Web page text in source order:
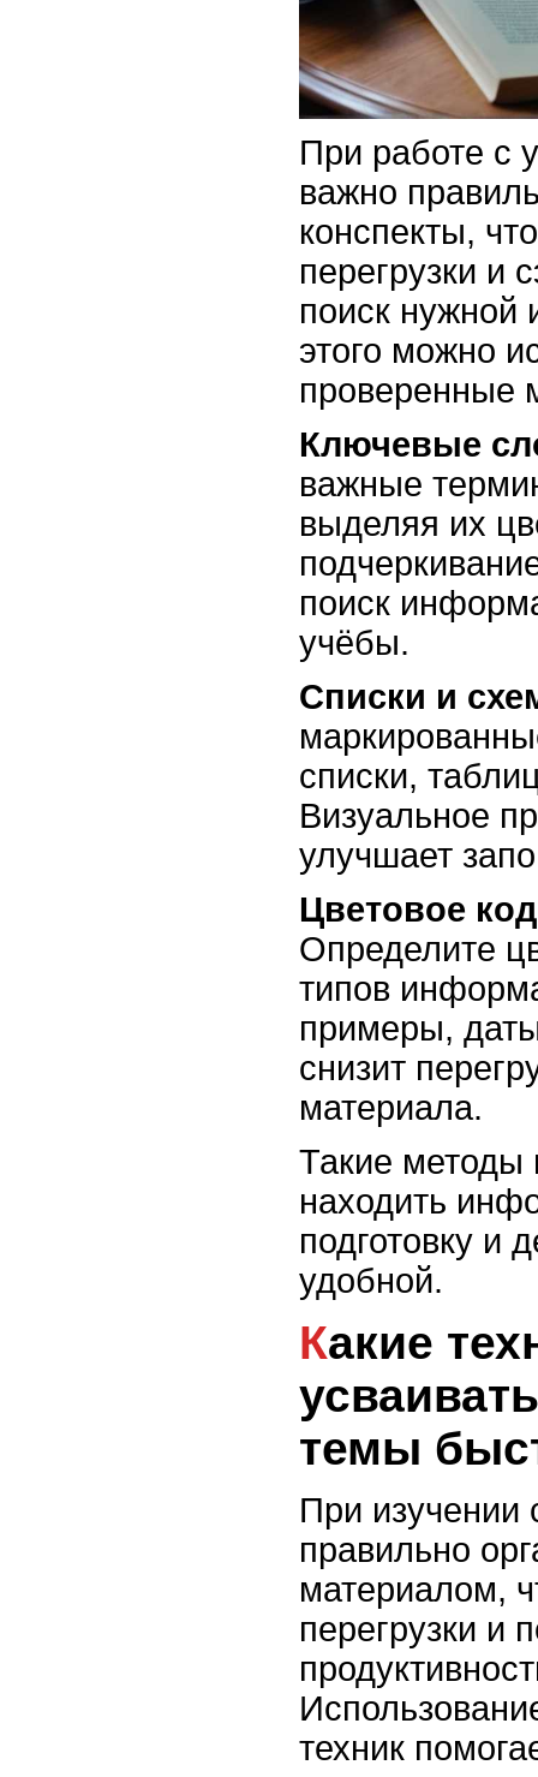
При работе с
важно
конспекты,
перегрузки и
поиск
этого можно
проверенные
Ключевые
важные
выделяя их
поиск
учёбы.
Списки и
списки,
Визуальное
улучшает
Цветовое
Определите
типов
примеры,
снизит
материала.
Такие методы
находить
подготовку и
удобной.
Какие техники помогут
темы
При
правильно
материалом,
перегрузки и
техник